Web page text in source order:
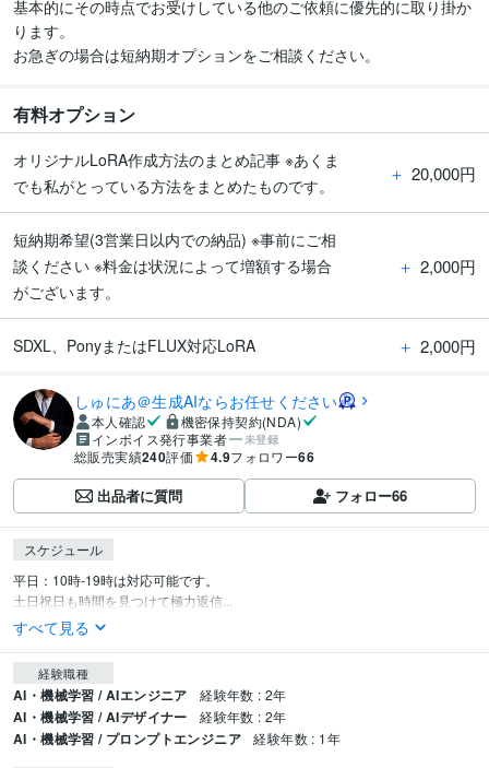
基本的にその時点でお受けしている他のご依頼に優先的に取り掛か
ります。
お急ぎの場合は短納期オプションをご相談ください。
有料オプション
オリジナルLoRA作成方法のまとめ記事 ※あくま
でも私がとっている方法をまとめたものです。
＋ 20,000円
短納期希望(3営業日以内での納品) ※事前にご相
談ください ※料金は状況によって増額する場合
がございます。
＋ 2,000円
SDXL、PonyまたはFLUX対応LoRA ＋ 2,000円
しゅにあ＠生成AIならお任せください
本人確認
機密保持契約(NDA)
インボイス発行事業者
未登録
総販売実績240評価 4.9フォロワー66
出品者に質問 フォロー66
スケジュール
平日：10時-19時は対応可能です。
土日祝日も時間を見つけて極力返信...
すべて見る
経験職種
AI・機械学習 / AIエンジニア 経験年数 : 2年
AI・機械学習 / AIデザイナー 経験年数 : 2年
AI・機械学習 / プロンプトエンジニア 経験年数 : 1年